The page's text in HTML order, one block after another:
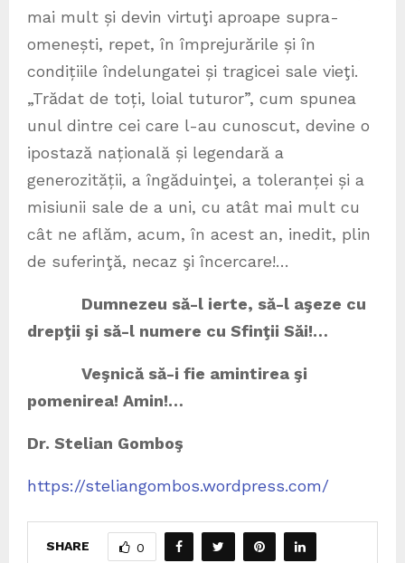
mai mult și devin virtuţi aproape supra-
omenești, repet, în împrejurările și în
condițiile îndelungatei și tragicei sale vieţi.
„Trădat de toți, loial tuturor”, cum spunea
unul dintre cei care l-au cunoscut, devine o
ipostază națională și legendară a
generozității, a îngăduinţei, a toleranței și a
misiunii sale de a uni, cu atât mai mult cu
cât ne aflăm, acum, în acest an, inedit, plin
de suferinţă, necaz şi încercare!…
Dumnezeu să-l ierte, să-l aşeze cu
drepţii şi să-l numere cu Sfinţii Săi!…
Veşnică să-i fie amintirea şi
pomenirea! Amin!…
Dr. Stelian Gomboş
https://steliangombos.wordpress.com/
SHARE 0